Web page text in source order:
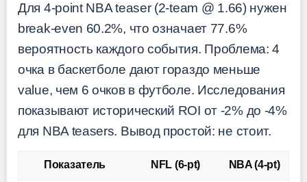
Для 4-point NBA teaser (2-team @ 1.66) нужен
break-even 60.2%, что означает 77.6%
вероятность каждого события. Проблема: 4
очка в баскетболе дают гораздо меньше
value, чем 6 очков в футболе. Исследования
показывают исторический ROI от -2% до -4%
для NBA teasers. Вывод простой: не стоит.
Показатель NFL (6-pt) NBA (4-pt)